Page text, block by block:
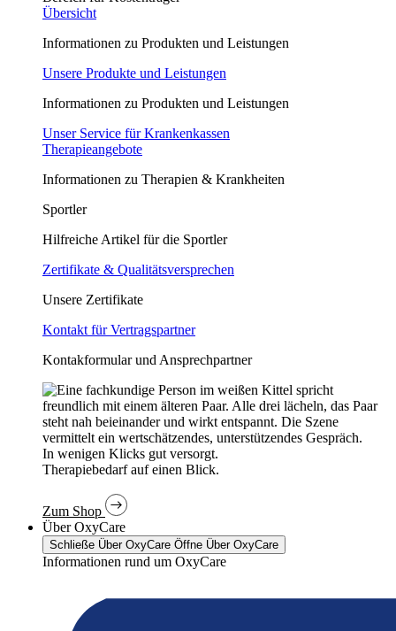
Übersicht
Informationen zu Produkten und Leistungen
Unsere Produkte und Leistungen
Informationen zu Produkten und Leistungen
Unser Service für Krankenkassen
Therapieangebote
Informationen zu Therapien & Krankheiten
Sportler
Hilfreiche Artikel für die Sportler
Zertifikate & Qualitätsversprechen
Unsere Zertifikate
Kontakt für Vertragspartner
Kontakformular und Ansprechpartner
In wenigen Klicks gut versorgt.
Therapiebedarf auf einen Blick.
Zum Shop
Über OxyCare
Schließe Über OxyCare Öffne Über OxyCare
Informationen rund um OxyCare